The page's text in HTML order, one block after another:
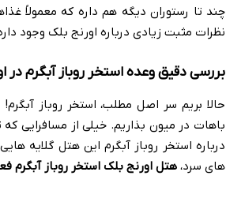
چند تا رستوران دیگه هم داره که معمولاً
نظرات مثبت زیادی درباره اورنج بلک وجود
بررسی دقیق وعده استخر روباز آبگرم در
حالا بریم سر اصل مطلب، استخر روباز
باهات در میون بذاریم. خیلی از مسافرایی
درباره استخر روباز آبگرم این هتل گلایه
های سرد،هتل اورنج بلک استخر روباز آبگرم